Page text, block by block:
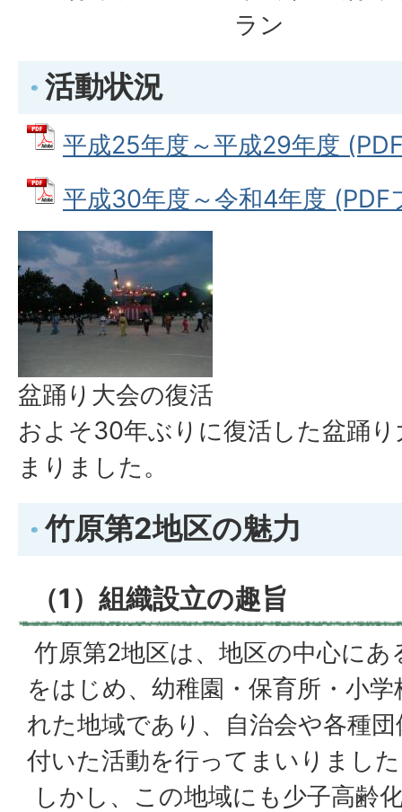
ラン
活動状況
平成25年度～平成29年度
平成30年度～令和4年度 (PDF
盆踊り大会の復活
およそ30年ぶりに復活した盆踊
まりました。
竹原第2地区の魅力
（1）組織設立の趣旨
竹原第2地区は、地区の中心に
をはじめ、幼稚園・保育所・小
れた地域であり、自治会や各種
付いた活動を行ってまいりまし
しかし、この地域にも少子高齢